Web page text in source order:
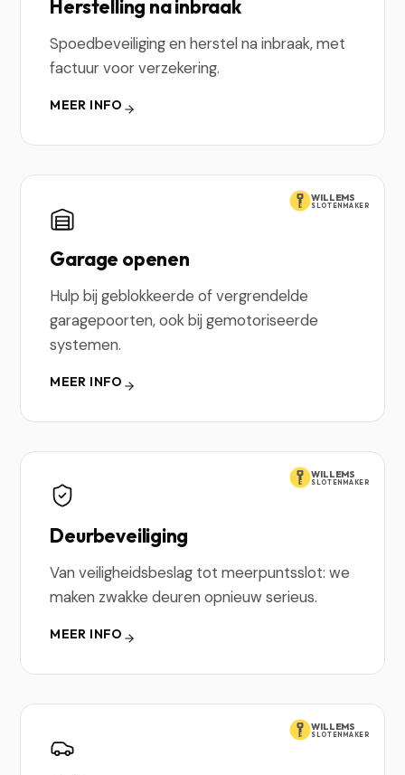
Herstelling na inbraak
Spoedbeveiliging en herstel na inbraak, met
factuur voor verzekering.
MEER INFO
WILLEMS
SLOTENMAKER
Garage openen
Hulp bij geblokkeerde of vergrendelde
garagepoorten, ook bij gemotoriseerde
systemen.
MEER INFO
WILLEMS
SLOTENMAKER
Deurbeveiliging
Van veiligheidsbeslag tot meerpuntsslot: we
maken zwakke deuren opnieuw serieus.
MEER INFO
WILLEMS
SLOTENMAKER